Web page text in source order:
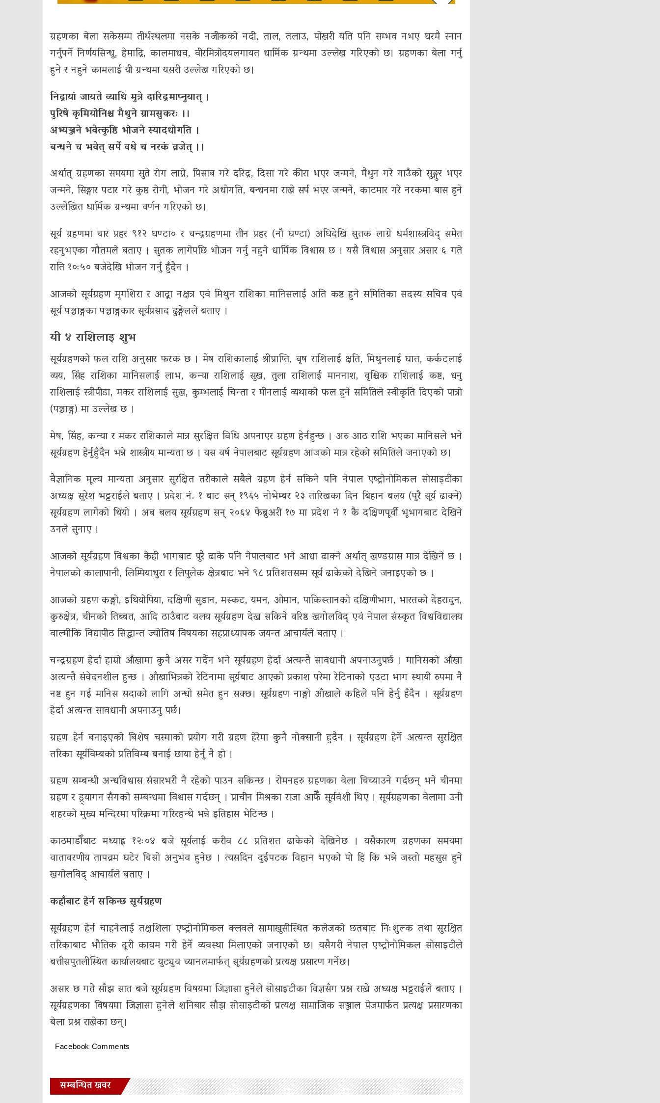
ग्रहणका बेला सकेसम्म तीर्थस्थलमा नसके नजीकको नदी, ताल, तलाउ, पोखरी यति पनि सम्भव नभए घरमै स्नान
गर्नुपर्ने निर्णयसिन्धु, हेमाद्रि, कालमाधव, वीरमित्रोदयलगायत धार्मिक ग्रन्थमा उल्लेख गरिएको छ। ग्रहणका बेला गर्नु
हुने र नहुने कामलाई यी ग्रन्थमा यसरी उल्लेख गरिएको छ।
निद्रायां जायते व्याधि मुत्रे दारिद्रमाप्नुयात् ।
पुरिषे कृमियोनिश्च मैथुने ग्रामसुकरः ।।
अभ्यञ्जने भवेत्कुष्ठि भोजने स्यादधोगति ।
बन्धने च भवेत् सर्पे वधे च नरकं व्रजेत् ।।
अर्थात् ग्रहणका समयमा सुते रोग लाग्ने, पिसाब गरे दरिद्र, दिसा गरे कीरा भएर जन्मने, मैथुन गरे गाउँको सुङ्गुर भएर
जन्मने, सिङ्गार पटार गरे कुष्ठ रोगी, भोजन गरे अधोगति, बन्धनमा राखे सर्प भएर जन्मने, काटमार गरे नरकमा बास हुने
उल्लेखित धार्मिक ग्रन्थमा वर्णन गरिएको छ।
सूर्य ग्रहणमा चार प्रहर ९१२ घण्टा० र चन्द्रग्रहणमा तीन प्रहर (नौ घण्टा) अघिदेखि सुतक लाग्ने धर्मशास्त्रविद् समेत
रहनुभएका गौतमले बताए । सुतक लागेपछि भोजन गर्नु नहुने धार्मिक विश्वास छ । यसै विश्वास अनुसार असार ६ गते
राति १०ः५० बजेदेखि भोजन गर्नु हुँदैन ।
आजको सूर्यग्रहण मृगशिरा र आद्र्रा नक्षत्र एवं मिथुन राशिका मानिसलाई अति कष्ट हुने समितिका सदस्य सचिव एवं
सूर्य पञ्चाङ्गका पञ्चाङ्गकार सूर्यप्रसाद ढुङ्गेलले बताए ।
यी ४ राशिलाइ शुभ
सूर्यग्रहणको फल राशि अनुसार फरक छ । मेष राशिकालाई श्रीप्राप्ति, वृष राशिलाई क्षति, मिथुनलाई घात, कर्कटलाई
व्यय, सिंह राशिका मानिसलाई लाभ, कन्या राशिलाई सुख, तुला राशिलाई माननाश, वृश्चिक राशिलाई कष्ट, धनु
राशिलाई स्त्रीपीडा, मकर राशिलाई सुख, कुम्भलाई चिन्ता र मीनलाई व्यथाको फल हुने समितिले स्वीकृति दिएको पात्रो
(पञ्चाङ्ग) मा उल्लेख छ ।
मेष, सिंह, कन्या र मकर राशिकाले मात्र सुरक्षित विधि अपनाएर ग्रहण हेर्नहुन्छ । अरु आठ राशि भएका मानिसले भने
सूर्यग्रहण हेर्नुहुँदैन भन्ने शास्त्रीय मान्यता छ । यस वर्ष नेपालबाट सूर्यग्रहण आजको मात्र रहेको समितिले जनाएको छ।
वैज्ञानिक मूल्य मान्यता अनुसार सुरक्षित तरीकाले सबैले ग्रहण हेर्न सकिने पनि नेपाल एष्ट्रोनोमिकल सोसाइटीका
अध्यक्ष सुरेश भट्टराईले बताए । प्रदेश नं. १ बाट सन् १९६५ नोभेम्बर २३ तारिखका दिन बिहान बलय (पुरै सूर्य ढाक्ने)
सूर्यग्रहण लागेको थियो । अब बलय सूर्यग्रहण सन् २०६४ फेब्रुअरी १७ मा प्रदेश नं १ कै दक्षिणपूर्वी भूभागबाट देखिने
उनले सुनाए ।
आजको सूर्यग्रहण विश्वका केही भागबाट पुरै ढाके पनि नेपालबाट भने आधा ढाक्ने अर्थात् खण्डग्रास मात्र देखिने छ ।
नेपालको कालापानी, लिम्पियाधुरा र लिपुलेक क्षेत्रबाट भने ९८ प्रतिशतसम्म सूर्य ढाकेको देखिने जनाइएको छ ।
आजको ग्रहण कङ्गो, इथियोपिया, दक्षिणी सुडान, मस्कट, यमन, ओमान, पाकिस्तानको दक्षिणीभाग, भारतको देहरादुन,
कुरुक्षेत्र, चीनको तिब्बत, आदि ठाउँबाट वलय सूर्यग्रहण देख्न सकिने वरिष्ठ खगोलविद् एवं नेपाल संस्कृत विश्वविद्यालय
वाल्मीकि विद्यापीठ सिद्धान्त ज्योतिष विषयका सहप्राध्यापक जयन्त आचार्यले बताए ।
चन्द्रग्रहण हेर्दा हाम्रो आँखामा कुनै असर गर्दैन भने सूर्यग्रहण हेर्दा अत्यन्तै सावधानी अपनाउनुपर्छ । मानिसको आँखा
अत्यन्तै संवेदनशील हुन्छ । आँखाभित्रको रेटिनामा सूर्यबाट आएको प्रकाश परेमा रेटिनाको एउटा भाग स्थायी रुपमा नै
नष्ट हुन गई मानिस सदाको लागि अन्धो समेत हुन सक्छ। सूर्यग्रहण नाङ्गो आँखाले कहिले पनि हेर्नु हँदैन । सूर्यग्रहण
हेर्दा अत्यन्त सावधानी अपनाउनु पर्छ।
ग्रहण हेर्न बनाइएको बिशेष चस्माको प्रयोग गरी ग्रहण हेरेमा कुनै नोक्सानी हुदैन । सूर्यग्रहण हेर्ने अत्यन्त सुरक्षित
तरिका सूर्यविम्बको प्रतिविम्ब बनाई छाया हेर्नु नै हो ।
ग्रहण सम्बन्धी अन्धविश्वास संसारभरी नै रहेको पाउन सकिन्छ । रोमनहरु ग्रहणका वेला चिच्याउने गर्दछन् भने चीनमा
ग्रहण र ड्र्यागन सँगको सम्बन्धमा विश्वास गर्दछन् । प्राचीन मिश्रका राजा आफैँ सूर्यवंशी थिए । सूर्यग्रहणका वेलामा उनी
शहरको मुख्य मन्दिरमा परिक्रमा गरिरहन्थे भन्ने इतिहास भेटिन्छ ।
काठमाडौँबाट मध्याह्न १२ः०४ बजे सूर्यलाई करीव ८८ प्रतिशत ढाकेको देखिनेछ । यसैकारण ग्रहणका समयमा
वातावरणीय तापव्रम घटेर चिसो अनुभव हुनेछ । त्यसदिन दुईपटक विहान भएको पो हि कि भन्ने जस्तो महसुस हुने
खगोलविद् आचार्यले बताए ।
कहाँबाट हेर्न सकिन्छ सूर्यग्रहण
सूर्यग्रहण हेर्न चाहनेलाई तक्षशिला एष्ट्रोनोमिकल क्लवले सामाखुसीस्थित कलेजको छतबाट निःशुल्क तथा सुरक्षित
तरिकाबाट भौतिक दूरी कायम गरी हेर्ने व्यवस्था मिलाएको जनाएको छ। यसैगरी नेपाल एष्ट्रोनोमिकल सोसाइटीले
बत्तीसपुतलीस्थित कार्यालयबाट युट्युव च्यानलमार्फत् सूर्यग्रहणको प्रत्यक्ष प्रसारण गर्नेछ।
असार छ गते साँझ सात बजे सूर्यग्रहण विषयमा जिज्ञासा हुनेले सोसाइटीका विज्ञसँग प्रश्न राख्ने अध्यक्ष भट्टराईले बताए ।
सूर्यग्रहणका विषयमा जिज्ञासा हुनेले शनिबार साँझ सोसाइटीको प्रत्यक्ष सामाजिक सञ्जाल पेजमार्फत प्रत्यक्ष प्रसारणका
बेला प्रश्न राखेका छन्।
Facebook Comments
सम्बन्धित खवर